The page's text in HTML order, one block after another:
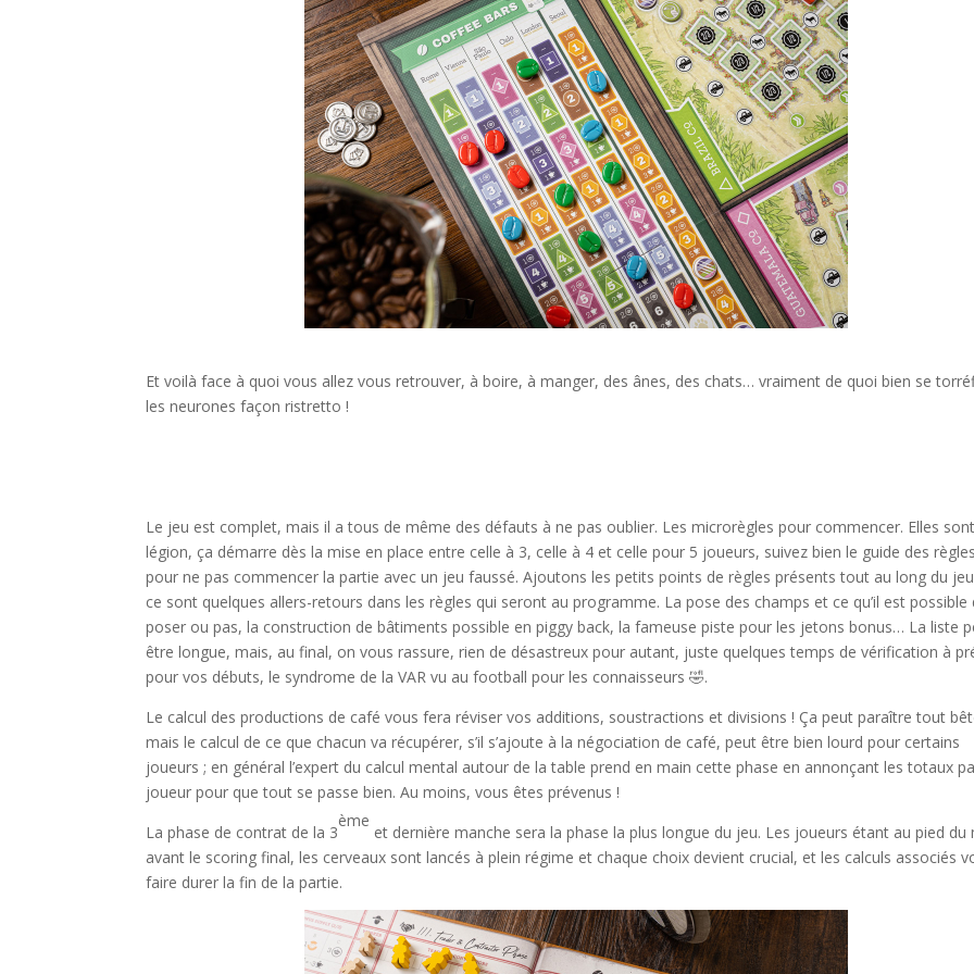
Et voilà face à quoi vous allez vous retrouver, à boire, à manger, des ânes, des chats… vraiment de quoi bien se
les neurones façon ristretto !
Le jeu est complet, mais il a tous de même des défauts à ne pas oublier. Les microrègles pour commencer. Elles
légion, ça démarre dès la mise en place entre celle à 3, celle à 4 et celle pour 5 joueurs, suivez bien le guide des
pour ne pas commencer la partie avec un jeu faussé. Ajoutons les petits points de règles présents tout au long du
ce sont quelques allers-retours dans les règles qui seront au programme. La pose des champs et ce qu’il est possible
poser ou pas, la construction de bâtiments possible en piggy back, la fameuse piste pour les jetons bonus… La liste
être longue, mais, au final, on vous rassure, rien de désastreux pour autant, juste quelques temps de vérification à
pour vos débuts, le syndrome de la VAR vu au football pour les connaisseurs 🤣.
Le calcul des productions de café vous fera réviser vos additions, soustractions et divisions ! Ça peut paraître tout
mais le calcul de ce que chacun va récupérer, s’il s’ajoute à la négociation de café, peut être bien lourd pour certains
joueurs ; en général l’expert du calcul mental autour de la table prend en main cette phase en annonçant les totaux
joueur pour que tout se passe bien. Au moins, vous êtes prévenus !
La phase de contrat de la 3
ème
et dernière manche sera la phase la plus longue du jeu. Les joueurs étant au pied du
avant le scoring final, les cerveaux sont lancés à plein régime et chaque choix devient crucial, et les calculs associés
faire durer la fin de la partie.